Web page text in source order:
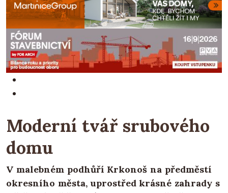
Moderní tvář srubového
domu
V malebném podhůří Krkonoš na předměstí
okresního města, uprostřed krásné zahrady s